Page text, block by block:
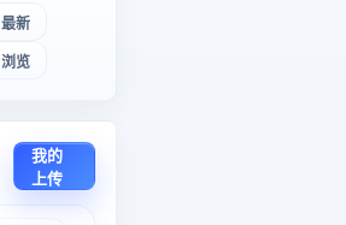
最新
浏览
我的
上传